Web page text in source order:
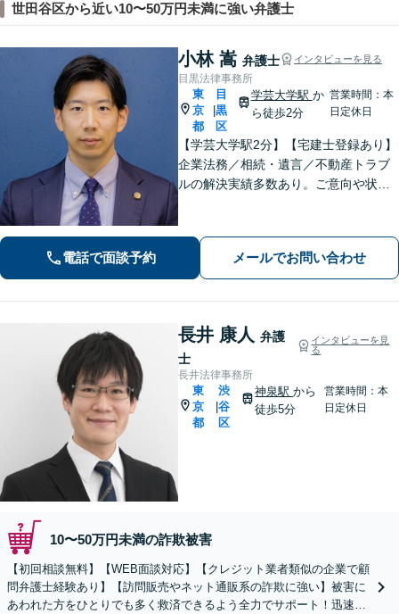
世田谷区から近い10〜50万円未満に強い弁護士
小林 嵩 弁護士 インタビューを見る
目黒法律事務所
東
京
都
|
目
黒
区
学芸大学駅 か
ら徒歩2分
営業時間：本
日定休日
【学芸大学駅2分】【宅建士登録あり】
企業法務／相続・遺言／不動産トラブ
ルの解決実績多数あり。ご意向や状況
話相談可】【完全個室で対応】離婚／
借金問題もご相談ください
電話で面談予約 メールでお問い合わせ
長井 康人 弁護
士
インタビューを見
る
長井法律事務所
東
京
都
渋
谷
区
神泉駅から
徒歩5分
営業時間：本
日定休日
10〜50万円未満の詐欺被害
【初回相談無料】【WEB面談対応】【クレジット業者類似の企業で顧
問弁護士経験あり】【訪問販売やネット通販系の詐欺に強い】被害に
あわれた方をひとりでも多く救済できるよう全力でサポート！迅速な